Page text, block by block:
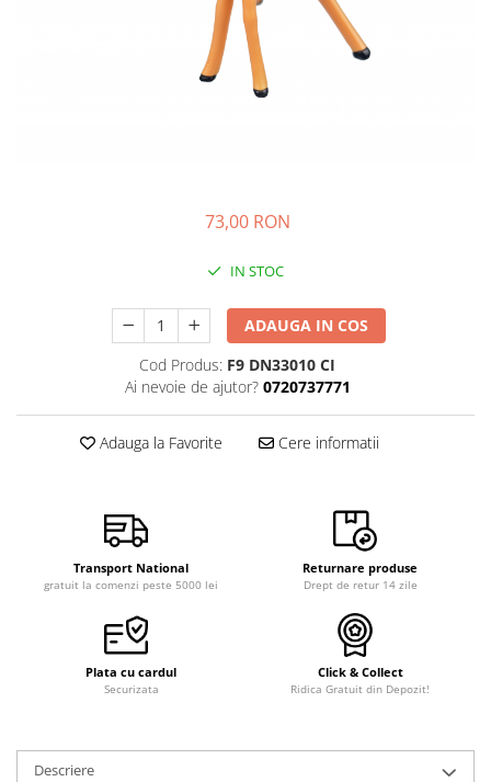
73,00 RON
IN STOC
ADAUGA IN COS
Cod Produs: F9 DN33010 CI
Ai nevoie de ajutor? 0720737771
Adauga la Favorite Cere informatii
Transport National
gratuit la comenzi peste 5000 lei
Returnare produse
Drept de retur 14 zile
Plata cu cardul
Securizata
Click & Collect
Ridica Gratuit din Depozit!
Descriere